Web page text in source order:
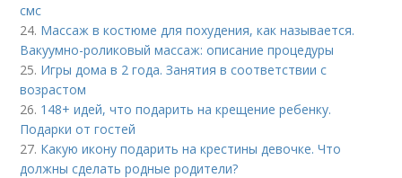
смс
24. Массаж в костюме для похудения, как называется.
Вакуумно-роликовый массаж: описание процедуры
25. Игры дома в 2 года. Занятия в соответствии с
возрастом
26. 148+ идей, что подарить на крещение ребенку.
Подарки от гостей
27. Какую икону подарить на крестины девочке. Что
должны сделать родные родители?